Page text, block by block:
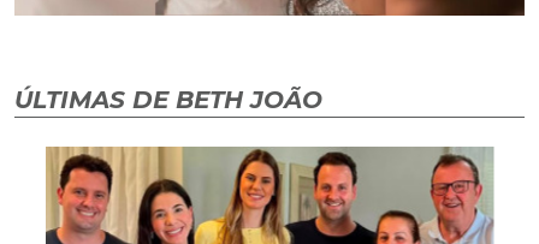
ÚLTIMAS DE BETH JOÃO